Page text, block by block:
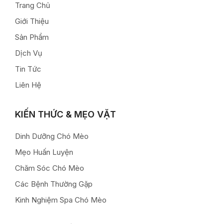
Trang Chủ
Giới Thiệu
Sản Phẩm
Dịch Vụ
Tin Tức
Liên Hệ
KIẾN THỨC & MẸO VẶT
Dinh Dưỡng Chó Mèo
Mẹo Huấn Luyện
Chăm Sóc Chó Mèo
Các Bệnh Thường Gặp
Kinh Nghiệm Spa Chó Mèo